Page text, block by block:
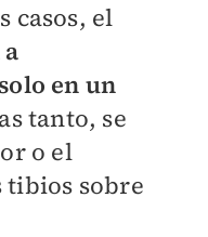
casos, el
en un
tanto, se
o el
tibios sobre